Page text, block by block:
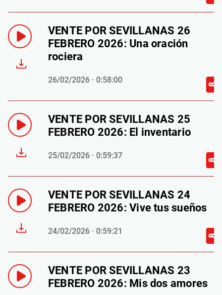
VENTE POR SEVILLANAS 26
FEBRERO 2026: Una oración
rociera
26/02/2026 · 0:58:00
VENTE POR SEVILLANAS 25
FEBRERO 2026: El inventario
25/02/2026 · 0:59:37
VENTE POR SEVILLANAS 24
FEBRERO 2026: Vive tus sueños
24/02/2026 · 0:59:21
VENTE POR SEVILLANAS 23
FEBRERO 2026: Mis dos amores